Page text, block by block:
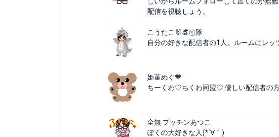
配信を視聴しょう。
こうたこ🐰👒㋷隊
自分の好きな配信者の1人。ルームにレッ
姫菫めぐ🧡
ちーくわ♡ちくわ同盟♡ 優しい配信者の
全無 プッチンあつこ
ぼくの大好きな人(*´∀｀)